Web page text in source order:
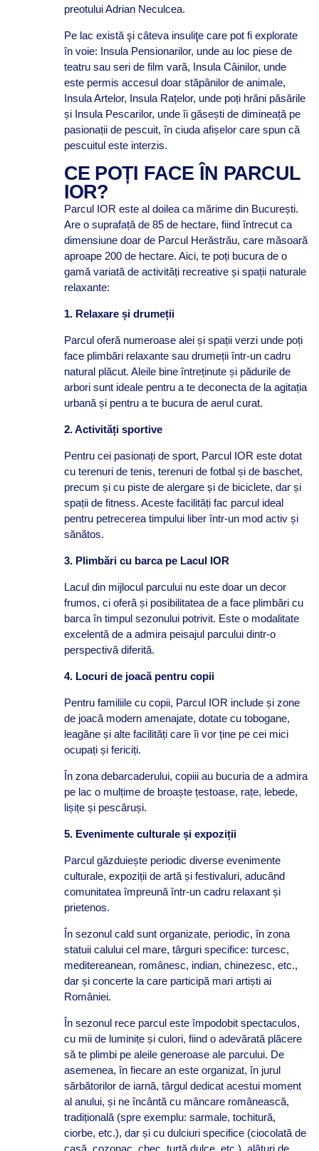
preotului Adrian Neculcea.
Pe lac există şi câteva insuliţe care pot fi explorate
în voie: Insula Pensionarilor, unde au loc piese de
teatru sau seri de film vară, Insula Câinilor, unde
este permis accesul doar stăpânilor de animale,
Insula Artelor, Insula Rațelor, unde poți hrăni păsările
și Insula Pescarilor, unde îi găsești de dimineață pe
pasionații de pescuit, în ciuda afișelor care spun că
pescuitul este interzis.
CE POȚI FACE ÎN PARCUL
IOR?
Parcul IOR este al doilea ca mărime din București.
Are o suprafață de 85 de hectare, fiind întrecut ca
dimensiune doar de Parcul Herăstrău, care măsoară
aproape 200 de hectare. Aici, te poți bucura de o
gamă variată de activități recreative și spații naturale
relaxante:
1. Relaxare și drumeții
Parcul oferă numeroase alei și spații verzi unde poți
face plimbări relaxante sau drumeții într-un cadru
natural plăcut. Aleile bine întreținute și pădurile de
arbori sunt ideale pentru a te deconecta de la agitația
urbană și pentru a te bucura de aerul curat.
2. Activități sportive
Pentru cei pasionați de sport, Parcul IOR este dotat
cu terenuri de tenis, terenuri de fotbal și de baschet,
precum și cu piste de alergare și de biciclete, dar și
spații de fitness. Aceste facilități fac parcul ideal
pentru petrecerea timpului liber într-un mod activ și
sănătos.
3. Plimbări cu barca pe Lacul IOR
Lacul din mijlocul parcului nu este doar un decor
frumos, ci oferă și posibilitatea de a face plimbări cu
barca în timpul sezonului potrivit. Este o modalitate
excelentă de a admira peisajul parcului dintr-o
perspectivă diferită.
4. Locuri de joacă pentru copii
Pentru familiile cu copii, Parcul IOR include și zone
de joacă modern amenajate, dotate cu tobogane,
leagăne și alte facilități care îi vor ține pe cei mici
ocupați și fericiți.
În zona debarcaderului, copiii au bucuria de a admira
pe lac o mulțime de broaște țestoase, rațe, lebede,
lișițe și pescăruși.
5. Evenimente culturale și expoziții
Parcul găzduiește periodic diverse evenimente
culturale, expoziții de artă și festivaluri, aducând
comunitatea împreună într-un cadru relaxant și
prietenos.
În sezonul cald sunt organizate, periodic, în zona
statuii calului cel mare, târguri specifice: turcesc,
meditereanean, românesc, indian, chinezesc, etc.,
dar și concerte la care participă mari artiști ai
României.
În sezonul rece parcul este împodobit spectaculos,
cu mii de luminițe și culori, fiind o adevărată plăcere
să te plimbi pe aleile generoase ale parcului. De
asemenea, în fiecare an este organizat, în jurul
sărbătorilor de iarnă, târgul dedicat acestui moment
al anului, și ne încântă cu mâncare românească,
tradițională (spre exemplu: sarmale, tochitură,
ciorbe, etc.), dar și cu dulciuri specifice (ciocolată de
casă, cozonac, chec, turtă dulce, etc.), alături de